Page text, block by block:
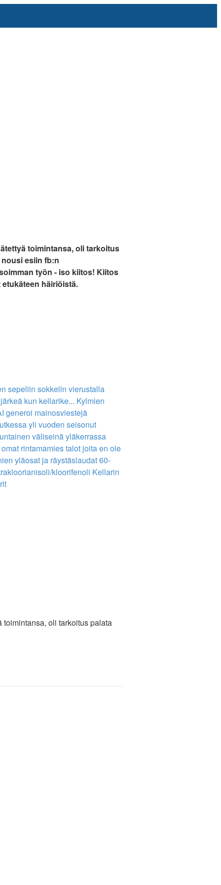
toimintansa, oli tarkoitus
esiin fb:n
työn - iso kiitos! Kiitos
häiriöistä.
sepeliin sokkelin vierustalla
kun kellarike... Kylmien
generoi mainosviestejä
yli vuoden seisonut
väliseinä yläkerrassa
rintamamies talot joita en ole
yläosat ja räystäslaudat60-
kloorifenoli Kellarin
oli tarkoitus palata